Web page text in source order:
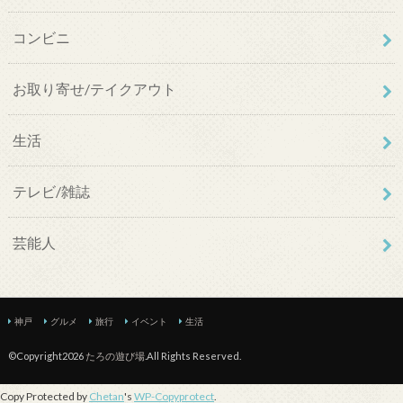
コンビニ
お取り寄せ/テイクアウト
生活
テレビ/雑誌
芸能人
神戸 グルメ 旅行 イベント 生活
©Copyright2026 たろの遊び場.All Rights Reserved.
Copy Protected by Chetan's WP-Copyprotect